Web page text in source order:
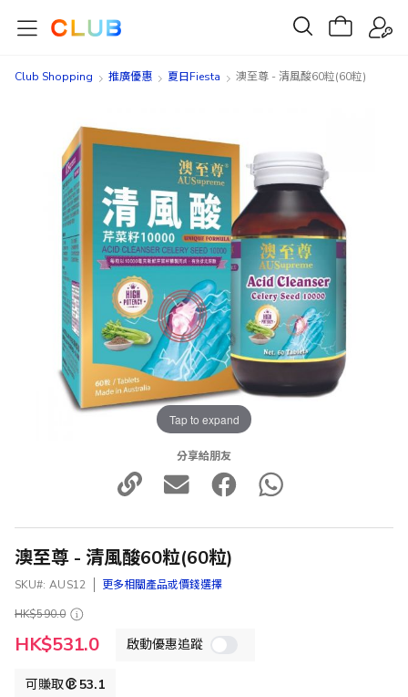
Club Shopping 推廣優惠 夏日Fiesta 澳至尊 - 清風酸60粒(60粒)
beginning
Tap to expand
分享給朋友
澳至尊 - 清風酸60粒(60粒)
SKU AUS12
更多相關產品或價錢選擇
HK$590.0
特
殊
HK$531.0 啟動優惠追蹤
可賺取 53.1